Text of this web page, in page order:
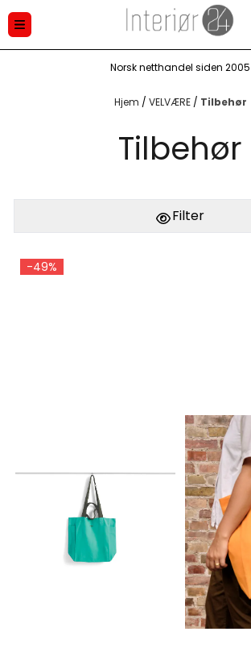
Hopp til innhold
Norsk netthandel siden 2005
Hjem / VELVÆRE / Tilbehør
Tilbehør
Filter
-49%